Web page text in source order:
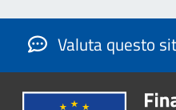
Valuta questo